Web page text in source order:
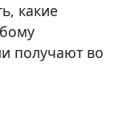
какие
получают во